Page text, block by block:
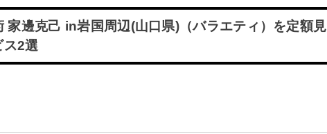
家邊克己 in岩国周辺(山口県)（バラエティ）を定額見
ス2選